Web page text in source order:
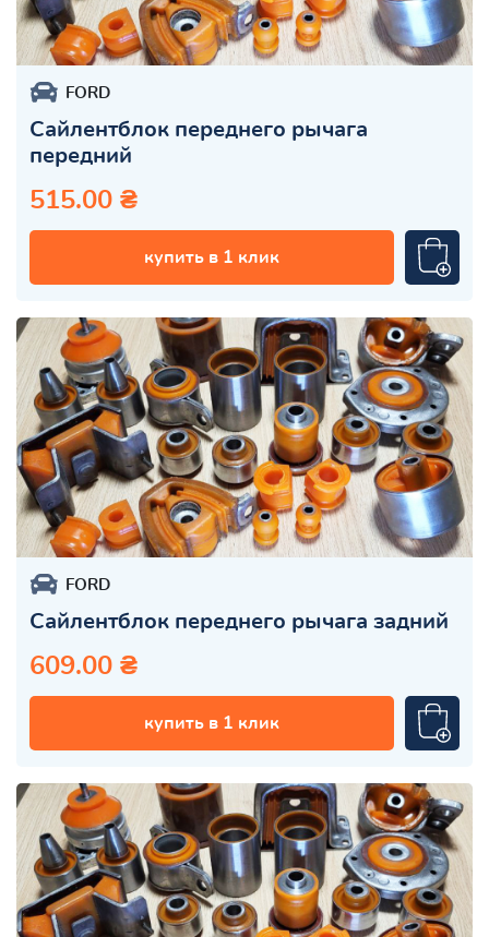
FORD
Сайлентблок переднего рычага
передний
515.00 ₴
купить в 1 клик
FORD
Сайлентблок переднего рычага задний
609.00 ₴
купить в 1 клик